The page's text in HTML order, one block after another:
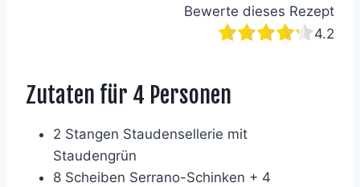
Bewerte dieses Rezept
4.2
Zutaten für 4 Personen
2 Stangen Staudensellerie mit
Staudengrün
8 Scheiben Serrano-Schinken + 4